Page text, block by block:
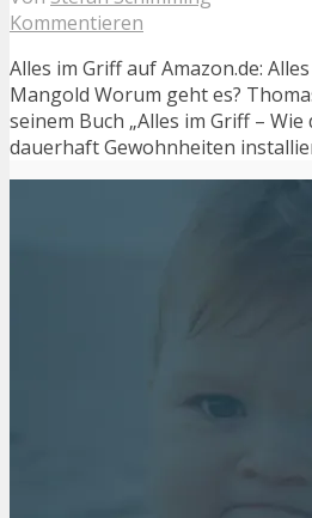
Kommentieren
Alles im Griff auf Amazon.de:
Mangold Worum geht es?
seinem Buch „Alles im Griff –
dauerhaft Gewohnheiten